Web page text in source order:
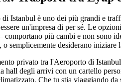
Istanbul è uno dei più grandi e
un'impresa di per sé. Le
più cambi e non sono
semplicemente desiderano iniziare
privato tra l'Aeroporto di
hall degli arrivi con un cartello
Che tu stia viaggiando